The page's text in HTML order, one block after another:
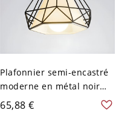
Plafonnier semi-encastré
moderne en métal noir
avec abat-jour noir vers le
65,88 €